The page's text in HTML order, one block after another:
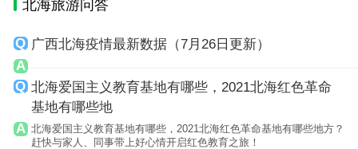
北海旅游问答
广西北海疫情最新数据（7月26日更新）
北海爱国主义教育基地有哪些，2021北海红色革命
基地有哪些地
北海爱国主义教育基地有哪些，2021北海红色革命基地有哪些地方？
赶快与家人、同事带上好心情开启红色教育之旅！